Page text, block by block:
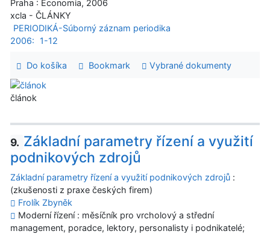
Praha : Economia, 2006
xcla - ČLÁNKY
PERIODIKÁ-Súborný záznam periodika
2006:
1-12
Do košíka Bookmark Vybrané dokumenty
článok
9. Základní parametry řízení a využití
podnikových zdrojů
Základní parametry řízení a využití podnikových zdrojů :
(zkušenosti z praxe českých firem)
Frolík Zbyněk
Moderní řízení : měsíčník pro vrcholový a střední
management, poradce, lektory, personalisty i podnikatelé;